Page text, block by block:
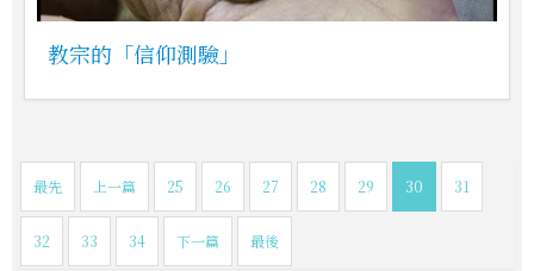
教宗的「信仰測驗」
最先 上一篇 25 26 27 28 29 30 31
32 33 34 下一篇 最後